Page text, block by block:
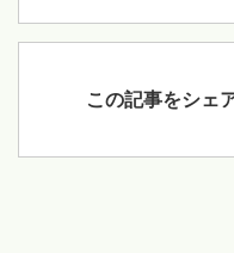
この記事をシェ